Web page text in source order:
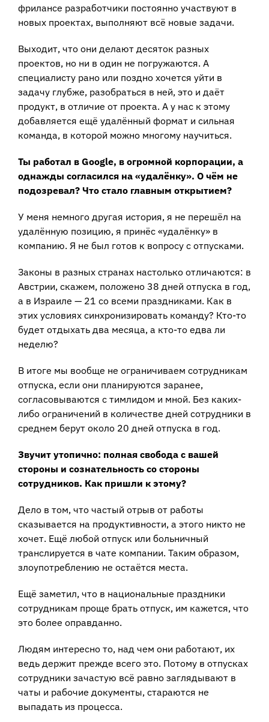
фрилансе разработчики постоянно участвуют в
новых проектах, выполняют всё новые задачи.
Выходит, что они делают десяток разных
проектов, но ни в один не погружаются. А
специалисту рано или поздно хочется уйти в
задачу глубже, разобраться в ней, это и даёт
продукт, в отличие от проекта. А у нас к этому
добавляется ещё удалённый формат и сильная
команда, в которой можно многому научиться.
Ты работал в Google, в огромной корпорации, а
однажды согласился на «удалёнку». О чём не
подозревал? Что стало главным открытием?
У меня немного другая история, я не перешёл на
удалённую позицию, я принёс «удалёнку» в
компанию. Я не был готов к вопросу с отпусками.
Законы в разных странах настолько отличаются: в
Австрии, скажем, положено 38 дней отпуска в год,
а в Израиле — 21 со всеми праздниками. Как в
этих условиях синхронизировать команду? Кто-то
будет отдыхать два месяца, а кто-то едва ли
неделю?
В итоге мы вообще не ограничиваем сотрудникам
отпуска, если они планируются заранее,
согласовываются с тимлидом и мной. Без каких-
либо ограничений в количестве дней сотрудники в
среднем берут около 20 дней отпуска в год.
Звучит утопично: полная свобода с вашей
стороны и сознательность со стороны
сотрудников. Как пришли к этому?
Дело в том, что частый отрыв от работы
сказывается на продуктивности, а этого никто не
хочет. Ещё любой отпуск или больничный
транслируется в чате компании. Таким образом,
злоупотреблению не остаётся места.
Ещё заметил, что в национальные праздники
сотрудникам проще брать отпуск, им кажется, что
это более оправданно.
Людям интересно то, над чем они работают, их
ведь держит прежде всего это. Потому в отпусках
сотрудники зачастую всё равно заглядывают в
чаты и рабочие документы, стараются не
выпадать из процесса.